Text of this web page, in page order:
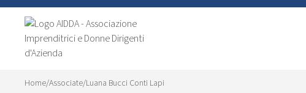
Home/Associate/Luana Bucci Conti Lapi